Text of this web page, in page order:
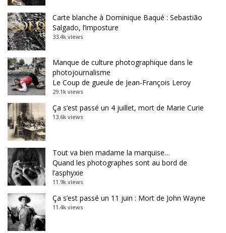
Carte blanche à Dominique Baqué : Sebastião
Salgado, l’imposture
33.4k views
Manque de culture photographique dans le
photojournalisme
Le Coup de gueule de Jean-François Leroy
29.1k views
Ça s’est passé un 4 juillet, mort de Marie Curie
13.6k views
Tout va bien madame la marquise…
Quand les photographes sont au bord de
l’asphyxie
11.9k views
Ça s’est passé un 11 juin : Mort de John Wayne
11.4k views